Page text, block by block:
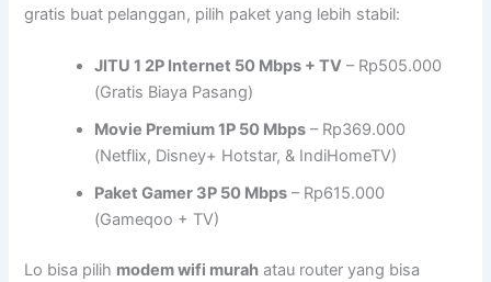
gratis buat pelanggan, pilih paket yang lebih stabil:
JITU 1 2P Internet 50 Mbps + TV – Rp505.000
(Gratis Biaya Pasang)
Movie Premium 1P 50 Mbps – Rp369.000
(Netflix, Disney+ Hotstar, & IndiHomeTV)
Paket Gamer 3P 50 Mbps – Rp615.000
(Gameqoo + TV)
Lo bisa pilih modem wifi murah atau router yang bisa